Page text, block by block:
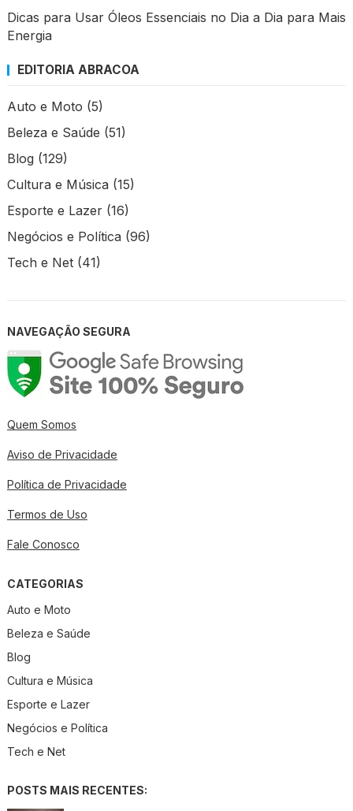
Dicas para Usar Óleos Essenciais no Dia a Dia para Mais
Energia
EDITORIA ABRACOA
Auto e Moto (5)
Beleza e Saúde (51)
Blog (129)
Cultura e Música (15)
Esporte e Lazer(16)
Negócios e Política (96)
Tech e Net(41)
NAVEGAÇÃO SEGURA
Quem Somos
Aviso de Privacidade
Política de Privacidade
Termos de Uso
Fale Conosco
CATEGORIAS
Auto e Moto
Beleza e Saúde
Blog
Cultura e Música
Esporte e Lazer
Negócios e Política
Tech e Net
POSTS MAIS RECENTES: